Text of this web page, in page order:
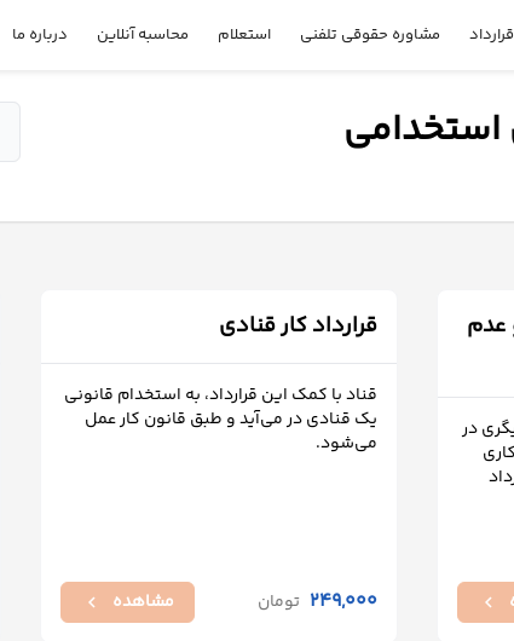
مشاوره حقوقی تلفنی استعلام محاسبه آنلاین درباره ما
استخدامی
عدم
در
chevron_left
قرارداد کار قنادی
قناد با کمک این قرارداد، به استخدام قانونی
یک قنادی در می‌آید و طبق قانون کار عمل
می‌شود.
249,000 تومان مشاهده chevron_left